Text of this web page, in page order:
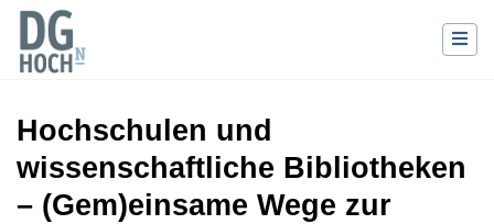
Hochschulen und
wissenschaftliche Bibliotheken
– (Gem)einsame Wege zur